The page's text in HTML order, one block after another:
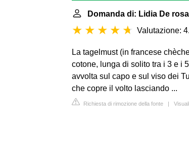
Domanda di: Lidia De rosa
Valutazione:
La tagelmust (in francese
cotone, lunga di solito tra i 3 e i
avvolta sul capo e sul viso dei
che copre il volto lasciando ...
Richiesta di rimozione della fonte |